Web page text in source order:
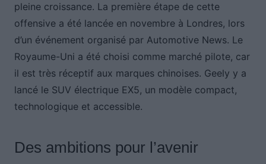
pleine croissance. La première étape de cette
offensive a été lancée en novembre à Londres, lors
d’un événement organisé par Automotive News. Le
Royaume-Uni a été choisi comme marché pilote, car
il est très réceptif aux marques chinoises. Geely y a
lancé le SUV électrique EX5, un modèle compact,
technologique et accessible.
Des ambitions pour l’avenir